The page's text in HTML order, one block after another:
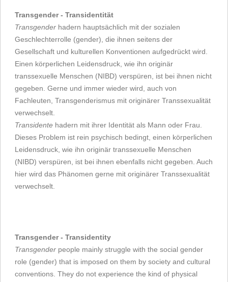
Transgender - Transidentität
Transgender hadern hauptsächlich mit der sozialen
Geschlechterrolle (gender), die ihnen seitens der
Gesellschaft und kulturellen Konventionen aufgedrückt wird.
Einen körperlichen Leidensdruck, wie ihn originär
transsexuelle Menschen (NIBD) verspüren, ist bei ihnen nicht
gegeben. Gerne und immer wieder wird, auch von
Fachleuten, Transgenderismus mit originärer Transsexualität
verwechselt.
Transidente hadern mit ihrer Identität als Mann oder Frau.
Dieses Problem ist rein psychisch bedingt, einen körperlichen
Leidensdruck, wie ihn originär transsexuelle Menschen
(NIBD) verspüren, ist bei ihnen ebenfalls nicht gegeben. Auch
hier wird das Phänomen gerne mit originärer Transsexualität
verwechselt.
Transgender - Transidentity
Transgender people mainly struggle with the social gender
role (gender) that is imposed on them by society and cultural
conventions. They do not experience the kind of physical